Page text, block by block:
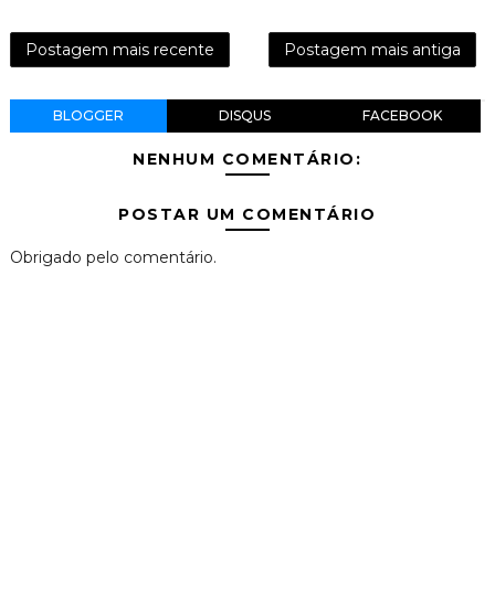
Postagem mais recente Postagem mais antiga
BLOGGER DISQUS FACEBOOK
NENHUM COMENTÁRIO:
POSTAR UM COMENTÁRIO
Obrigado pelo comentário.